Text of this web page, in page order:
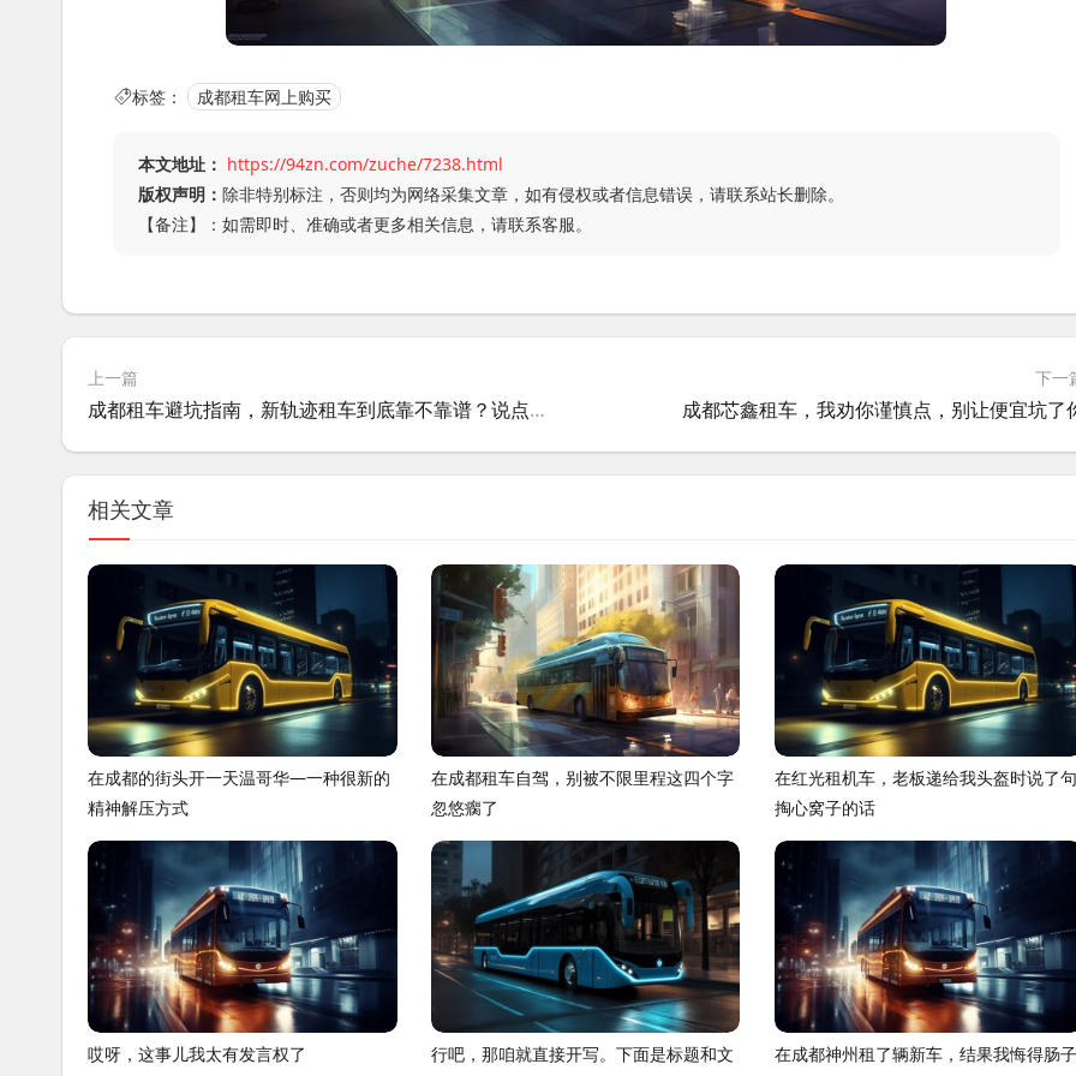
标签： 成都租车网上购买
本文地址： https://94zn.com/zuche/7238.html
版权声明： 除非特别标注，否则均为网络采集文章，如有侵权或者信息错误，请联系站长删除。
【备注】：如需即时、准确或者更多相关信息，请联系客服。
上一篇
成都租车避坑指南，新轨迹租车到底靠不靠谱？说点大实话
下一
成都芯鑫租车，我劝你谨慎点，别让便宜坑了
相关文章
在成都的街头开一天温哥华—一种很新的
精神解压方式
在成都租车自驾，别被不限里程这四个字
忽悠瘸了
在红光租机车，老板递给我头盔时说了句
掏心窝子的话
哎呀，这事儿我太有发言权了
行吧，那咱就直接开写。下面是标题和文
在成都神州租了辆新车，结果我悔得肠子